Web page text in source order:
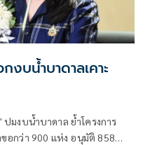
บน้ำบาดาลเคาะ
มงบน้ำบาดาล ย้ำโครงการ
กว่า 900 แห่ง อนุมัติ 858